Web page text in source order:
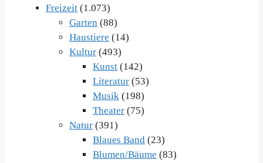
Freizeit (1.073)
Garten (88)
Haustiere (14)
Kultur (493)
Kunst (142)
Literatur (53)
Musik (198)
Theater (75)
Natur (391)
Blaues Band (23)
Blumen/Bäume (83)